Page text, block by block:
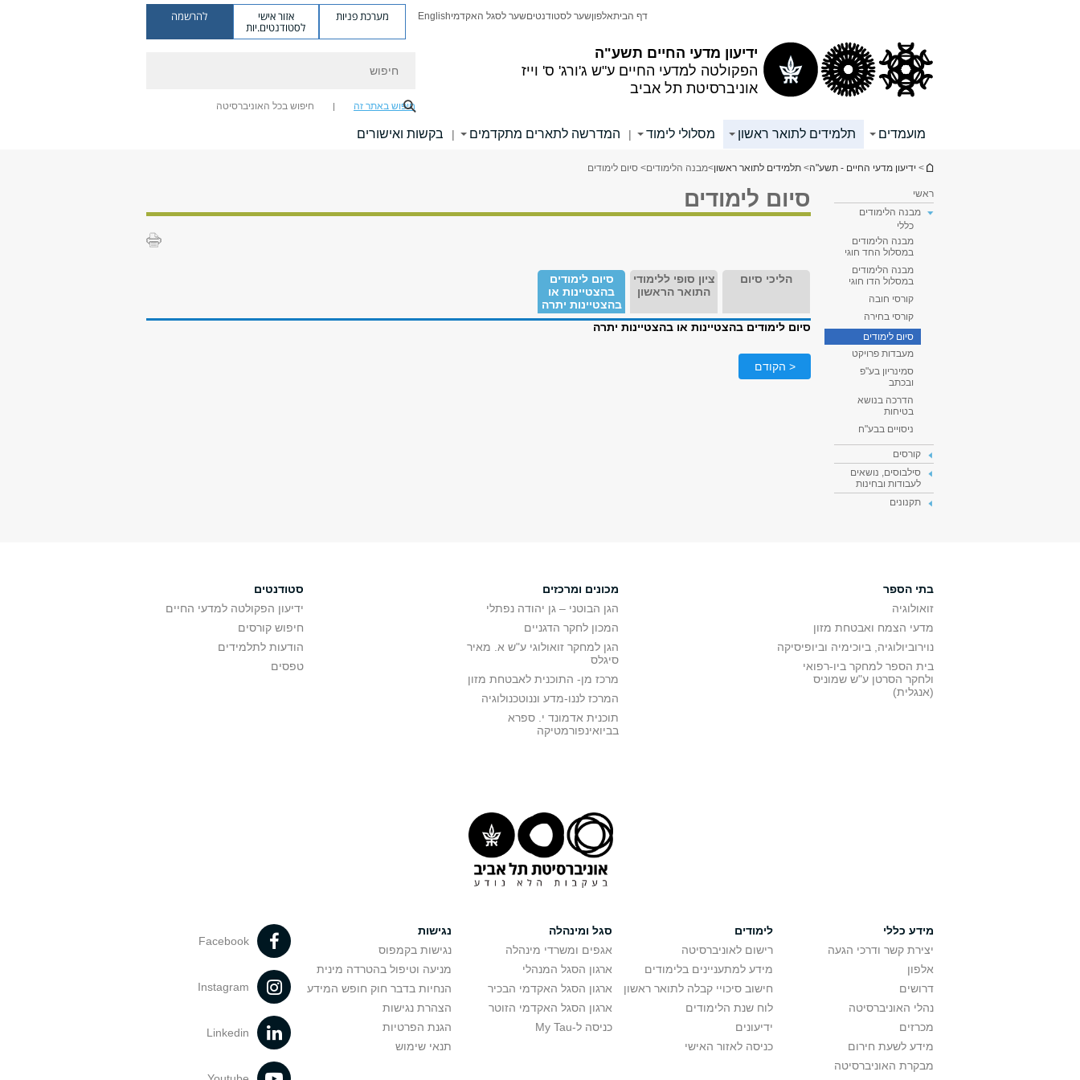
ידיעון מדעי החיים תשע"ה
הפקולטה למדעי החיים ע"ש ג'ורג' ס' וייז
אוניברסיטת תל אביב
דף הביתאלפוןשער לסטודנטיםשער לסגל האקדמיEnglish מערכת פניות אזור אישי
לסטודנטים.יות
להרשמה
חיפוש באתר זה חיפוש בכל האוניברסיטה
מועמדים תלמידים לתואר ראשון מסלולי לימוד | המדרשה לתארים מתקדמים | בקשות ואישורים
הינך נמצא כאן
> ידיעון מדעי החיים - תשע"ה> תלמידים לתואר ראשון>מבנה הלימודים> סיום לימודים
ראשי
מבנה הלימודים
כללי
מבנה הלימודים
במסלול החד חוגי
מבנה הלימודים
במסלול הדו חוגי
קורסי חובה
קורסי בחירה
סיום לימודים
מעבדות פרויקט
סמינריון בע"פ
ובכתב
הדרכה בנושא
בטיחות
ניסויים בבע"ח
קורסים
סילבוסים, נושאים
לעבודות ובחינות
תקנונים
סיום לימודים
הליכי סיום
ציון סופי ללימודי
התואר הראשון
סיום לימודים
בהצטיינות או
בהצטיינות יתרה
סיום לימודים בהצטיינות או בהצטיינות יתרה
< הקודם
בתי הספר
זואולוגיה
מדעי הצמח ואבטחת מזון
נוירוביולוגיה, ביוכימיה וביופיסיקה
בית הספר למחקר ביו-רפואי
ולחקר הסרטן ע"ש שמוניס
(אנגלית)
מכונים ומרכזים
הגן הבוטני – גן יהודה נפתלי
המכון לחקר הדגניים
הגן למחקר זואולוגי ע"ש א. מאיר
סיגלס
מרכז מן- התוכנית לאבטחת מזון
המרכז לננו-מדע וננוטכנולוגיה
תוכנית אדמונד י. ספרא
בביואינפורמטיקה
סטודנטים
ידיעון הפקולטה למדעי החיים
חיפוש קורסים
הודעות לתלמידים
טפסים
מידע כללי
יצירת קשר ודרכי הגעה
אלפון
דרושים
נהלי האוניברסיטה
מכרזים
מידע לשעת חירום
מבקרת האוניברסיטה
לימודים
רישום לאוניברסיטה
מידע למתעניינים בלימודים
חישוב סיכויי קבלה לתואר ראשון
לוח שנת הלימודים
ידיעונים
כניסה לאזור האישי
סגל ומינהלה
אגפים ומשרדי מינהלה
ארגון הסגל המנהלי
ארגון הסגל האקדמי הבכיר
ארגון הסגל האקדמי הזוטר
כניסה ל-My Tau
נגישות
נגישות בקמפוס
מניעה וטיפול בהטרדה מינית
הנחיות בדבר חוק חופש המידע
הצהרת נגישות
הגנת הפרטיות
תנאי שימוש
Facebook
Instagram
Linkedin